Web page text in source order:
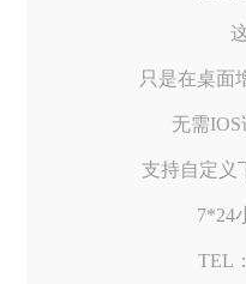
只是在桌面
无需
支持自定义
7*24
TEL